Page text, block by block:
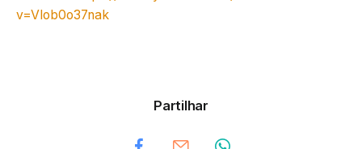
v=Vlob0o37nak
Partilhar